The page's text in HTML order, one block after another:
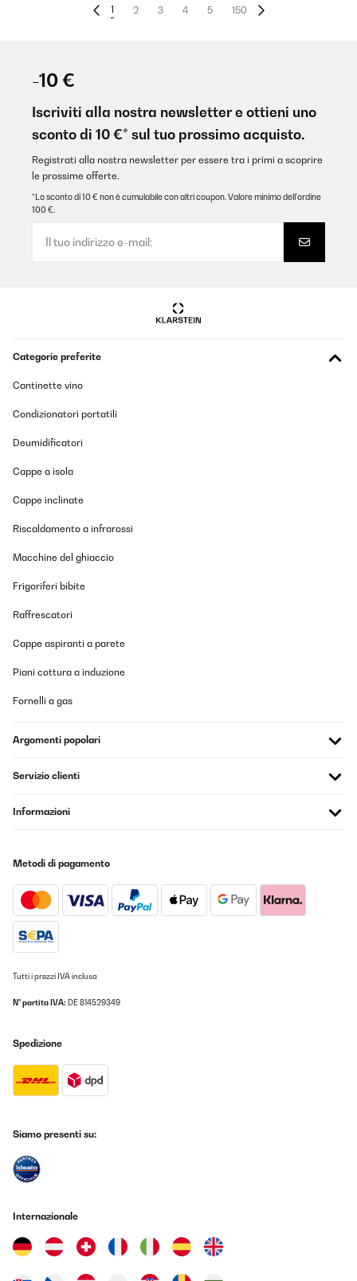
1 2 3 4 5 150
-10 €
Iscriviti alla nostra newsletter e ottieni uno
sconto di 10 €* sul tuo prossimo acquisto.
Registrati alla nostra newsletter per essere tra i primi a scoprire
le prossime offerte.
*Lo sconto di 10 € non è cumulabile con altri coupon. Valore minimo dell’ordine
100 €.
Categorie preferite
Cantinette vino
Condizionatori portatili
Deumidificatori
Cappe a isola
Cappe inclinate
Riscaldamento a infrarossi
Macchine del ghiaccio
Frigoriferi bibite
Raffrescatori
Cappe aspiranti a parete
Piani cottura a induzione
Fornelli a gas
Argomenti popolari
Servizio clienti
Informazioni
Metodi di pagamento
Tutti i prezzi IVA inclusa
N° partita IVA: DE 814529349
Spedizione
Siamo presenti su:
Internazionale